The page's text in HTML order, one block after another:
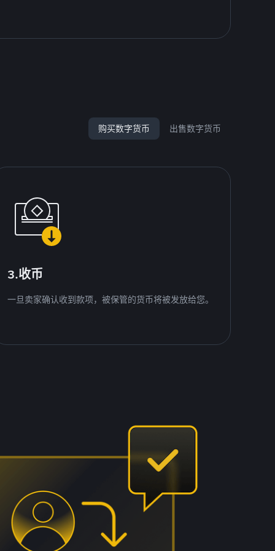
购买数字货币 出售数字货币
3.收币
一旦卖家确认收到款项，被保管的货币将被发放给您。